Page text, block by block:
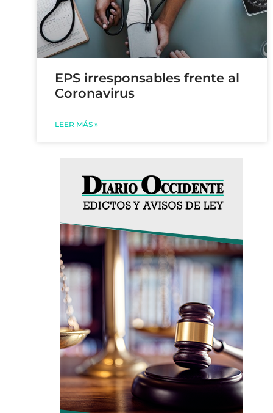
EPS irresponsables frente al
Coronavirus
LEER MÁS »